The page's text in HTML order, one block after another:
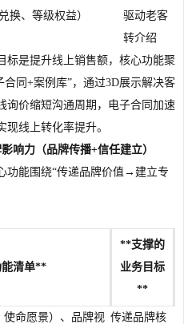
换、等级权益）
驱动老客
转介绍
标是提升线上销售额，核心功能聚
同+案例库”，通过3D展示解决客
询价缩短沟通周期，电子合同加速
线上转化率提升。
力（品牌传播+信任建立）
功能围绕“传递品牌价值→建立专
清单**
**支撑的
业务目标
**
使命愿景）、品牌视 传递品牌核